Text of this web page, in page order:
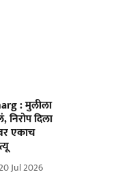
: मुलीला
निरोप दिला
एकाच
Jul 2026